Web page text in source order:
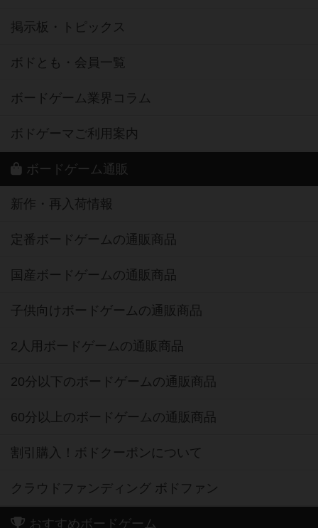
掲示板・トピックス
ボドとも・会員一覧
ボードゲーム業界コラム
ボドゲーマご利用案内
ボードゲーム通販
新作・再入荷情報
定番ボードゲームの通販商品
国産ボードゲームの通販商品
子供向けボードゲームの通販商品
2人用ボードゲームの通販商品
20分以下のボードゲームの通販商品
60分以上のボードゲームの通販商品
割引購入！ボドクーポンについて
クラウドファンディング ボドファン
おすすめボードゲーム